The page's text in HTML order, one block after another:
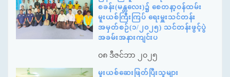
စခန်း(မန္တလေး)၌ စေတနာ့ဝန်ထမ်း
မူးယစ်ကြီးကြပ် ရေးမှူးသင်တန်း
အမှတ်စဉ်(၁/၂၀၂၅) သင်တန်းဖွင့်ပွဲ
အခမ်းအနားကျင်းပ
၀၈ ဒီဇင်ဘာ ၂၀၂၅
မူးယစ်ဆေးဖြတ်ပြီးသူများ